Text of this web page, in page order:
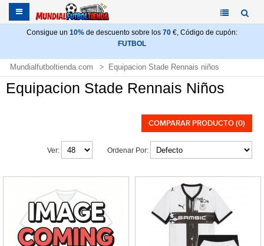
Consigue un 10% de descuento sobre los 70 €, Código de cupón:
FUTBOL
Mundialfutboltienda.com Equipacion Stade Rennais niños
Equipacion Stade Rennais Niños
COMPARAR PRODUCTO (0)
Ordenar Por:
Ver: